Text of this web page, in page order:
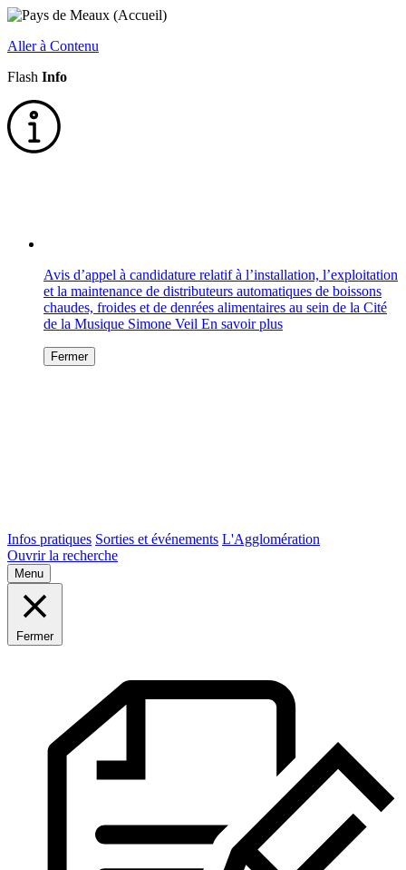
Aller à Contenu
Flash Info
Avis d’appel à candidature relatif à l’installation, l’exploitation
et la maintenance de distributeurs automatiques de boissons
chaudes, froides et de denrées alimentaires au sein de la Cité
de la Musique Simone Veil En savoir plus
Fermer
Infos pratiques Sorties et événements L'Agglomération
Ouvrir la recherche
Menu
Fermer